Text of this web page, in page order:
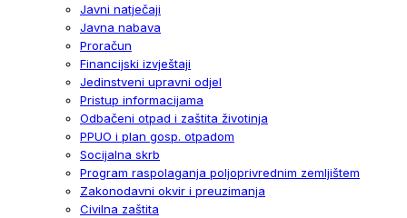
Javni natječaji
Javna nabava
Proračun
Financijski izvještaji
Jedinstveni upravni odjel
Pristup informacijama
Odbačeni otpad i zaštita životinja
PPUO i plan gosp. otpadom
Socijalna skrb
Program raspolaganja poljoprivrednim zemljištem
Zakonodavni okvir i preuzimanja
Civilna zaštita